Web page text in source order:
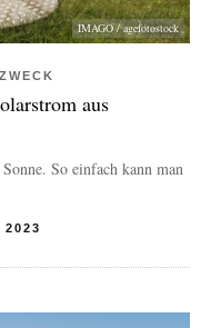
IMAGO / agefotostock
aus
So einfach kann man
2023